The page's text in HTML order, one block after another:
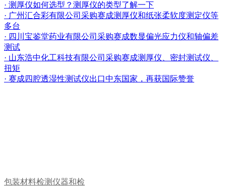
· 测厚仪如何选型？测厚仪的类型了解一下
· 广州汇合彩有限公司采购赛成测厚仪和纸张柔软度测定仪等
多台
· 四川宝鉴堂药业有限公司采购赛成数显偏光应力仪和轴偏差
测试
· 山东浩中化工科技有限公司采购赛成测厚仪、密封测试仪、
扭矩
· 赛成四腔透湿性测试仪出口中东国家，再获国际赞誉
包装材料检测仪器和检